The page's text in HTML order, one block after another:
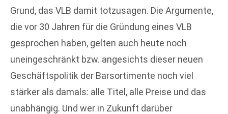
Grund, das VLB damit totzusagen. Die Argumente,
die vor 30 Jahren für die Gründung eines VLB
gesprochen haben, gelten auch heute noch
uneingeschränkt bzw. angesichts dieser neuen
Geschäftspolitik der Barsortimente noch viel
stärker als damals: alle Titel, alle Preise und das
unabhängig. Und wer in Zukunft darüber